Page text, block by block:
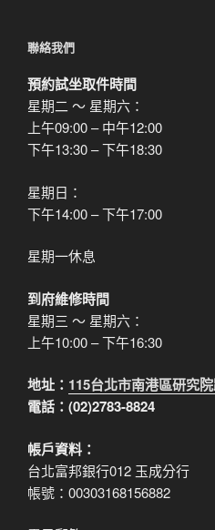
聯絡我們
預約試坐取件時間
星期二 ～ 星期六：
上午09:00 – 中午12:00
下午13:30 – 下午18:30
星期日：
下午14:00 – 下午17:00
星期一休息
到府維修時間
星期三 ～ 星期六：
上午10:00 – 下午16:30
地址： 115台北市南港區研究
電話：(02)2783-8824
帳戶資料：
台北富邦銀行012 玉成分行
帳號：00303168156882